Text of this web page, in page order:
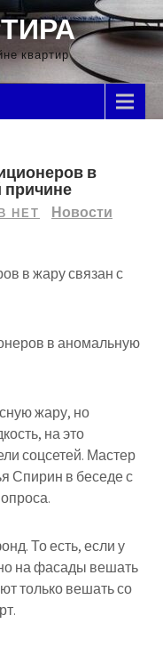
квартир
в
НЕТ
Новости
в жару связан с
жару, но
на это
соцсетей. Мастер
Спирин в беседе с
То есть, если у
на фасады вешать
только вешать со